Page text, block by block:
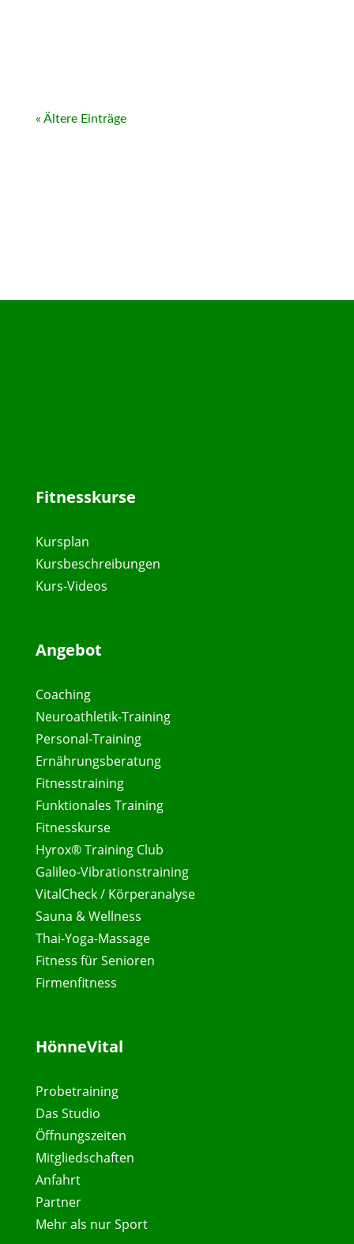
« Ältere Einträge
Fitnesskurse
Kursplan
Kursbeschreibungen
Kurs-Videos
Angebot
Coaching
Neuroathletik-Training
Personal-Training
Ernährungsberatung
Fitnesstraining
Funktionales Training
Fitnesskurse
Hyrox® Training Club
Galileo-Vibrationstraining
VitalCheck / Körperanalyse
Sauna & Wellness
Thai-Yoga-Massage
Fitness für Senioren
Firmenfitness
HönneVital
Probetraining
Das Studio
Öffnungszeiten
Mitgliedschaften
Anfahrt
Partner
Mehr als nur Sport